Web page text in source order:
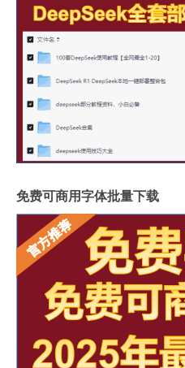
免费可商用字体批量下载